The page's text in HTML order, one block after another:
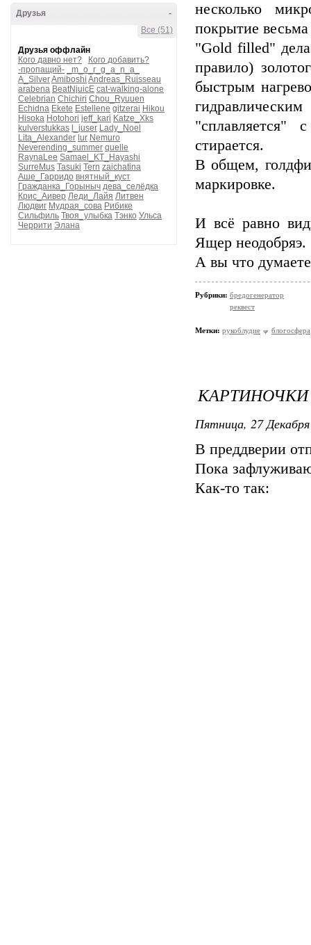
-
Друзья
Все (51)
Друзья оффлайн
Кого давно нет?
Кого добавить?
-пропащий-
_m_o_r_g_a_n_a_
A_SilverAmiboshi Andreas_Ruisseau
arabena BeatNjuicE cat-walking-alone
Celebrian Chichiri Chou_Ryuuen
Echidna Ekete Estellene gitzerai Hikou
Hisoka Hotohori jeff_kari Katze_Xks
kulverstukkas
l_juser Lady_Noel
Lita_Alexander lur Nemuro
Neverending_summer quelle
RaynaLee Samael_KT_Hayashi
SurreMus Tasuki Tern zaichatina
Аше_Гарридо внятный_куст
Гражданка_Горыныч дева_селёдка
Крис_Аивер Леди_Лайя Литвен
Людвиг Мудрая_сова Рибике
Сильфиль Твоя_улыбка Тэнко Ульса
Черрити Элана
несколько
покрытие весьма
"Gold filled"
правило)
быстрым
стирается.
В общем,
маркировке.
И всё равно
Ящер неодобряэ.
А вы что
Рубрики: бредогенератор
реквест
Метки: рукоблудие блогосфера
КАРТИНОЧКИ
Пятница, 27
В преддверии
Пока
Как-то так: